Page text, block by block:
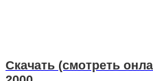
Скачать (смотреть